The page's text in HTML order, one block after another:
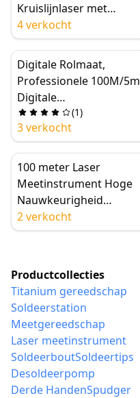
Kruislijnlaser met
Hoeksensor – Hoge
Precisie (±2 mm) voor
Doe-het-zelf
4 verkocht
Digitale Rolmaat,
Professionele 100M/5m
Digitale
Laserafstandsmeter
met High-definition
Digitaal Display,
Automatische
Vergrendeling, Array
Opslag en Magnetische
Haak Ontwerp Functie
(1)
3 verkocht
100 meter Laser
Meetinstrument Hoge
Nauwkeurigheid
Compact met Groter
LCD Scherm met
Waterpassen
2 verkocht
Productcollecties
Titanium gereedschap
Soldeerstation
Meetgereedschap
Laser meetinstrument
SoldeerboutSoldeertips
Desoldeerpomp
Derde HandenSpudger